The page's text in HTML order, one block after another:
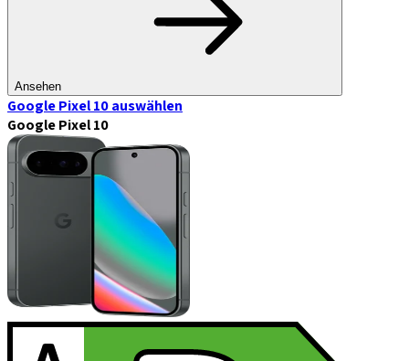
Ansehen
Google Pixel 10auswählen
Google Pixel 10